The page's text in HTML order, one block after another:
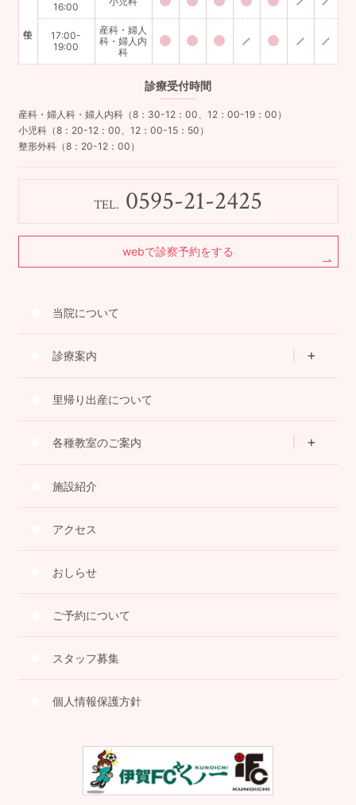
16:00
17:00-
19:00
産科・婦人
科・婦人内
科
診療受付時間
産科・婦人科・婦人内科（8：30-12：00、12：00-19：00）
小児科（8：20-12：00、12：00-15：50）
整形外科（8：20-12：00）
TEL. 0595-21-2425
webで診察予約をする
当院について
診療案内
里帰り出産について
各種教室のご案内
施設紹介
アクセス
おしらせ
ご予約について
スタッフ募集
個人情報保護方針